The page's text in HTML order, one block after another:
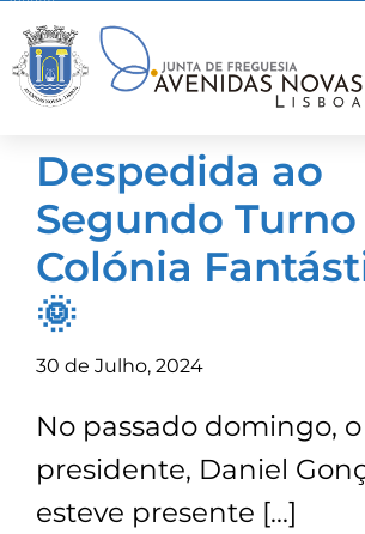
content
Freguesia
Cartão Freguês
Informações
Notícias
Ocorrências
Despedida ao
Segundo Turno
Colónia
🌞
30 de Julho, 2024
No passado domingo,
presidente, Daniel
esteve presente […]